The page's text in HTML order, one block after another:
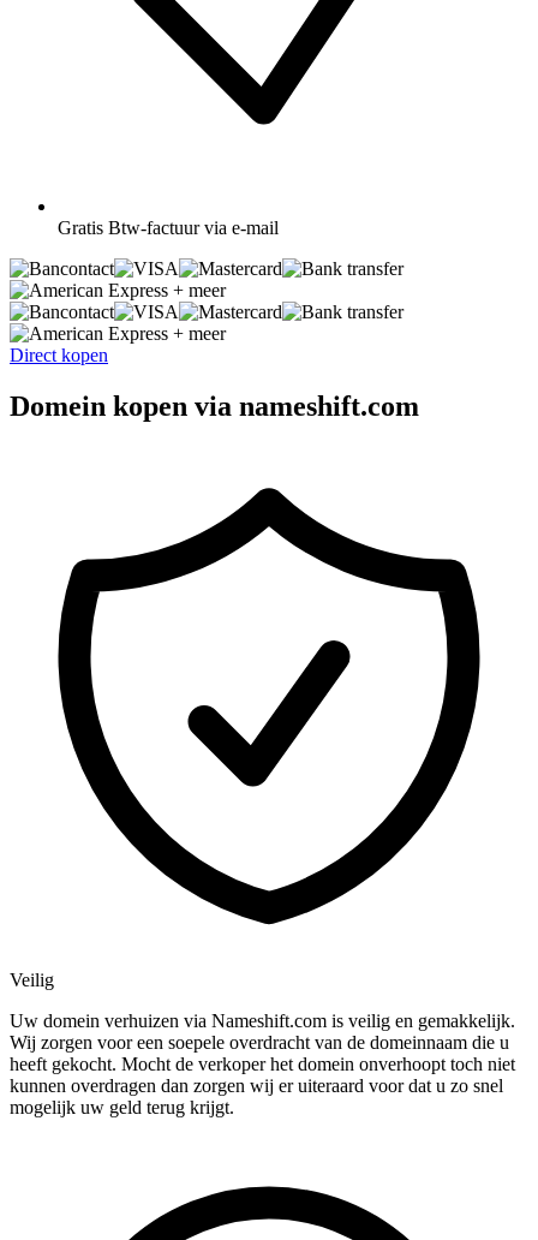
Gratis Btw-factuur via e-mail
+ meer
+ meer
Direct kopen
Domein kopen via nameshift.com
Veilig
Uw domein verhuizen via Nameshift.com is veilig en gemakkelijk.
Wij zorgen voor een soepele overdracht van de domeinnaam die u
heeft gekocht. Mocht de verkoper het domein onverhoopt toch niet
kunnen overdragen dan zorgen wij er uiteraard voor dat u zo snel
mogelijk uw geld terug krijgt.